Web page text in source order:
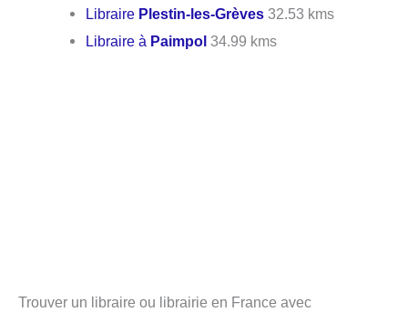
Libraire Plestin-les-Grèves 32.53 kms
Libraire à Paimpol 34.99 kms
Trouver un libraire ou librairie en France avec